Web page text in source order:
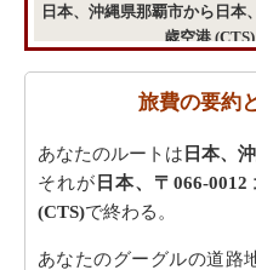
日本、沖縄県那覇市から日本
歳空港
旅費の要約
あなたのルートは 日本、
それが 日本、〒066-
(CTS)で終わる。
あなたのグーグルの道路